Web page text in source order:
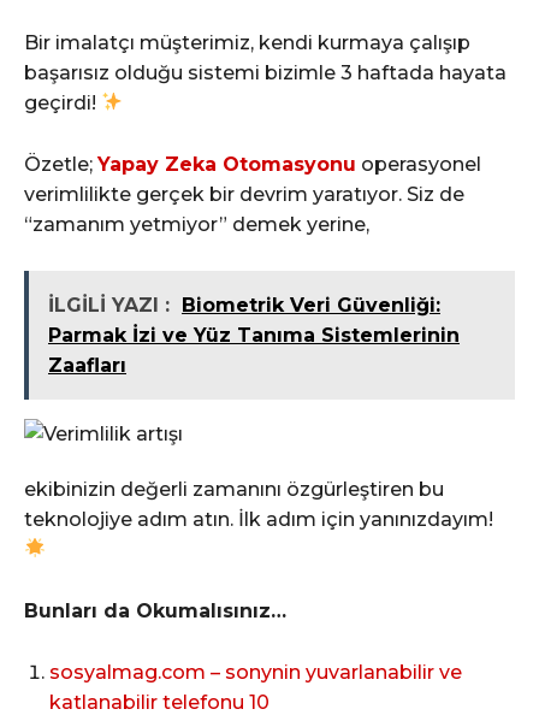
Bir imalatçı müşterimiz, kendi kurmaya çalışıp
başarısız olduğu sistemi bizimle 3 haftada hayata
geçirdi!
Özetle;Yapay Zeka Otomasyonu operasyonel
verimlilikte gerçek bir devrim yaratıyor. Siz de
“zamanım yetmiyor” demek yerine,
İLGİLİ YAZI : Biometrik Veri Güvenliği:
Parmak İzi ve Yüz Tanıma Sistemlerinin
Zaafları
ekibinizin değerli zamanını özgürleştiren bu
teknolojiye adım atın. İlk adım için yanınızdayım!
Bunları da Okumalısınız…
sosyalmag.com – sonynin yuvarlanabilir ve
katlanabilir telefonu 10